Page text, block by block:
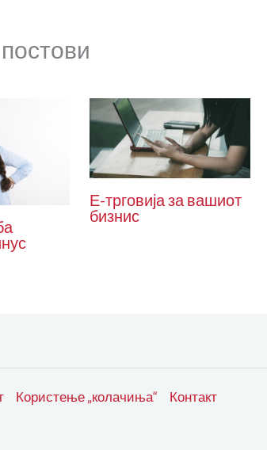
Е-трговија за вашиот
бизнис
Користење „колачиња“ Контакт